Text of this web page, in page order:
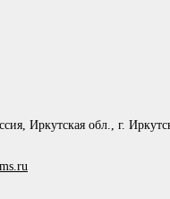
Иркутская обл., г.